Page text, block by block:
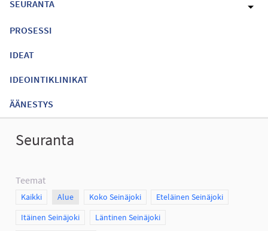
SEURANTA
PROSESSI
IDEAT
IDEOINTIKLINIKAT
ÄÄNESTYS
Seuranta
Teemat
Scope
Kaikki Scope
Alue Scope
Koko Seinäjoki Scope
Eteläinen Seinäjoki
Scope
Itäinen Seinäjoki Scope
Läntinen Seinäjoki